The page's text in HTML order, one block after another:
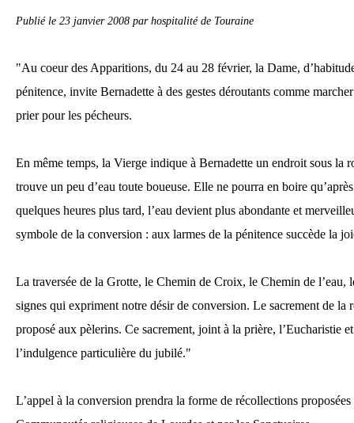
Publié le 23 janvier 2008 par hospitalité de Touraine
"Au coeur des Apparitions, du 24 au 28 février, la Dame,
pénitence, invite Bernadette à des gestes déroutants comme
prier pour les pécheurs.
En même temps, la Vierge indique à Bernadette un endroit sous la
trouve un peu d’eau toute boueuse. Elle ne pourra en boire
quelques heures plus tard, l’eau devient plus abondante et
symbole de la conversion : aux larmes de la pénitence succède la
La traversée de la Grotte, le Chemin de Croix, le Chemin de l’eau,
signes qui expriment notre désir de conversion. Le sacrement de la
proposé aux pèlerins. Ce sacrement, joint à la prière, l’Eucharistie
l’indulgence particulière du jubilé."
L’appel à la conversion prendra la forme de récollections